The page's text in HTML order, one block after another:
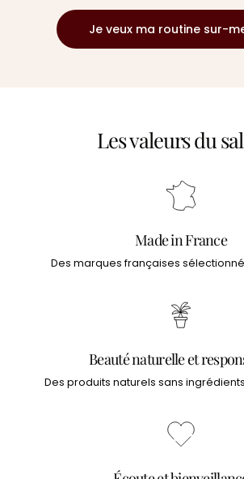
Je veux ma routine sur-
Les valeurs du
Made in France
Des marques françaises
Beauté naturelle et
Des produits naturels sans